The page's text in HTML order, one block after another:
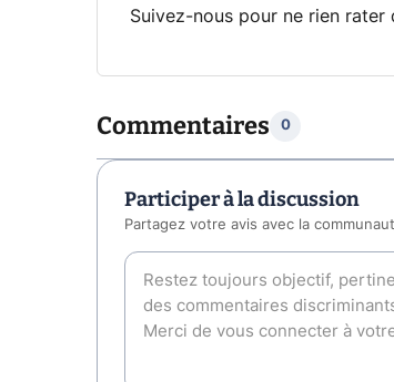
Suivez-nous pour ne rien rater
Commentaires 0
Participer à la discussion
Partagez votre avis avec la